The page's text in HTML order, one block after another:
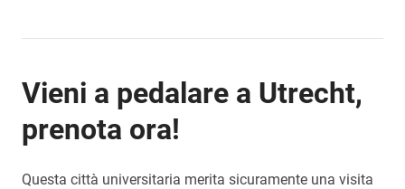
Vieni a pedalare a Utrecht,
prenota ora!
Questa città universitaria merita sicuramente una visita